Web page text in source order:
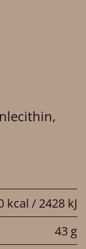
kcal / 2428 kJ
43 g